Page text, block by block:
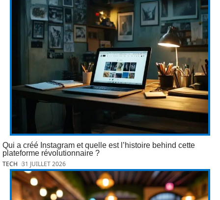
Qui a créé Instagram et quelle est l’histoire behind cette
plateforme révolutionnaire ?
TECH 31 JUILLET 2026